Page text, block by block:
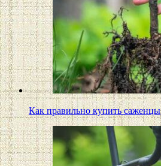
Как правильно купить саженцы